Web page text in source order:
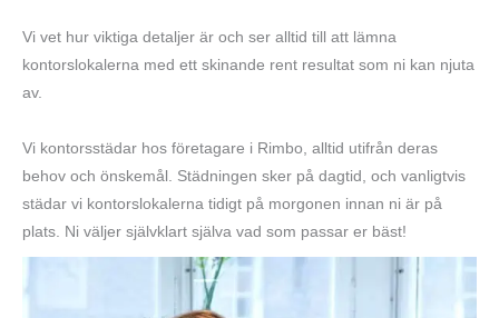
Vi vet hur viktiga detaljer är och ser alltid till att lämna
kontorslokalerna med ett skinande rent resultat som ni kan njuta
av.
Vi kontorsstädar hos företagare i Rimbo, alltid utifrån deras
behov och önskemål. Städningen sker på dagtid, och vanligtvis
städar vi kontorslokalerna tidigt på morgonen innan ni är på
plats. Ni väljer självklart själva vad som passar er bäst!